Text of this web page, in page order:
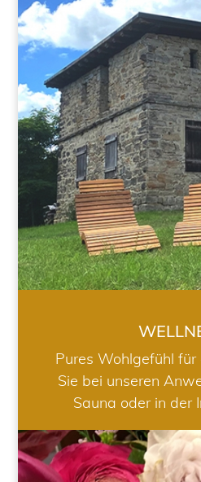
Pures Wohlgefühl für
Sie bei unseren
Sauna oder in der